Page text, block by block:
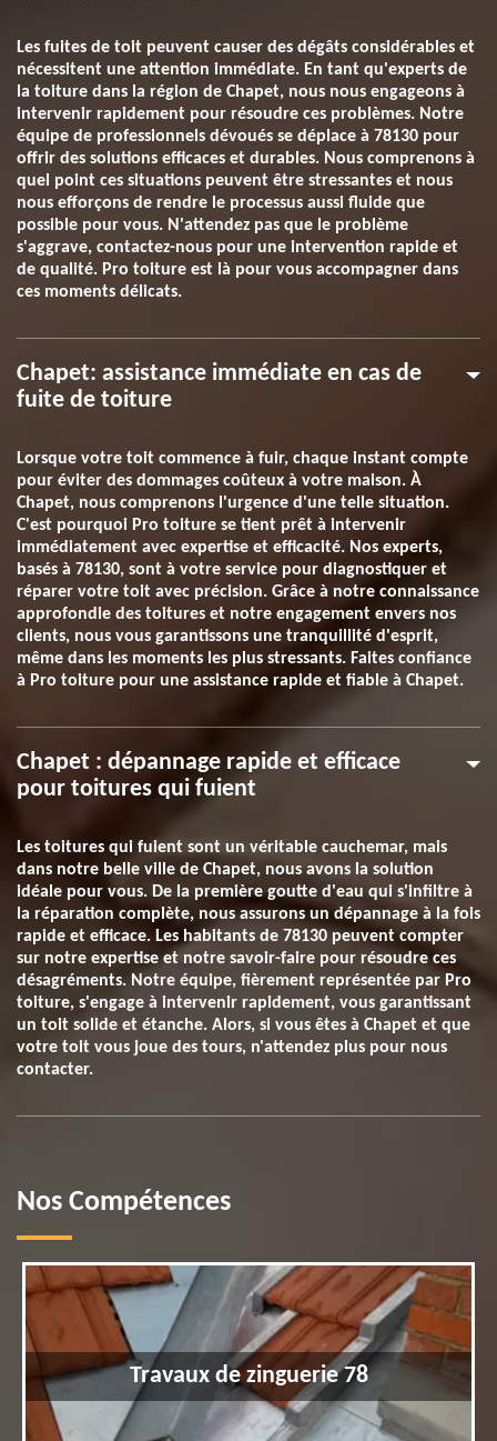
Les fuites de toit peuvent causer des dégâts considérables et
nécessitent une attention immédiate. En tant qu'experts de
la toiture dans la région de Chapet, nous nous engageons à
intervenir rapidement pour résoudre ces problèmes. Notre
équipe de professionnels dévoués se déplace à 78130 pour
offrir des solutions efficaces et durables. Nous comprenons à
quel point ces situations peuvent être stressantes et nous
nous efforçons de rendre le processus aussi fluide que
possible pour vous. N'attendez pas que le problème
s'aggrave, contactez-nous pour une intervention rapide et
de qualité. Pro toiture est là pour vous accompagner dans
ces moments délicats.
Chapet: assistance immédiate en cas de
fuite de toiture
Lorsque votre toit commence à fuir, chaque instant compte
pour éviter des dommages coûteux à votre maison. À
Chapet, nous comprenons l'urgence d'une telle situation.
C'est pourquoi Pro toiture se tient prêt à intervenir
immédiatement avec expertise et efficacité. Nos experts,
basés à 78130, sont à votre service pour diagnostiquer et
réparer votre toit avec précision. Grâce à notre connaissance
approfondie des toitures et notre engagement envers nos
clients, nous vous garantissons une tranquillité d'esprit,
même dans les moments les plus stressants. Faites confiance
à Pro toiture pour une assistance rapide et fiable à Chapet.
Chapet : dépannage rapide et efficace
pour toitures qui fuient
Les toitures qui fuient sont un véritable cauchemar, mais
dans notre belle ville de Chapet, nous avons la solution
idéale pour vous. De la première goutte d'eau qui s'infiltre à
la réparation complète, nous assurons un dépannage à la fois
rapide et efficace. Les habitants de 78130 peuvent compter
sur notre expertise et notre savoir-faire pour résoudre ces
désagréments. Notre équipe, fièrement représentée par Pro
toiture, s'engage à intervenir rapidement, vous garantissant
un toit solide et étanche. Alors, si vous êtes à Chapet et que
votre toit vous joue des tours, n'attendez plus pour nous
contacter.
Nos Compétences
Travaux de zinguerie 78